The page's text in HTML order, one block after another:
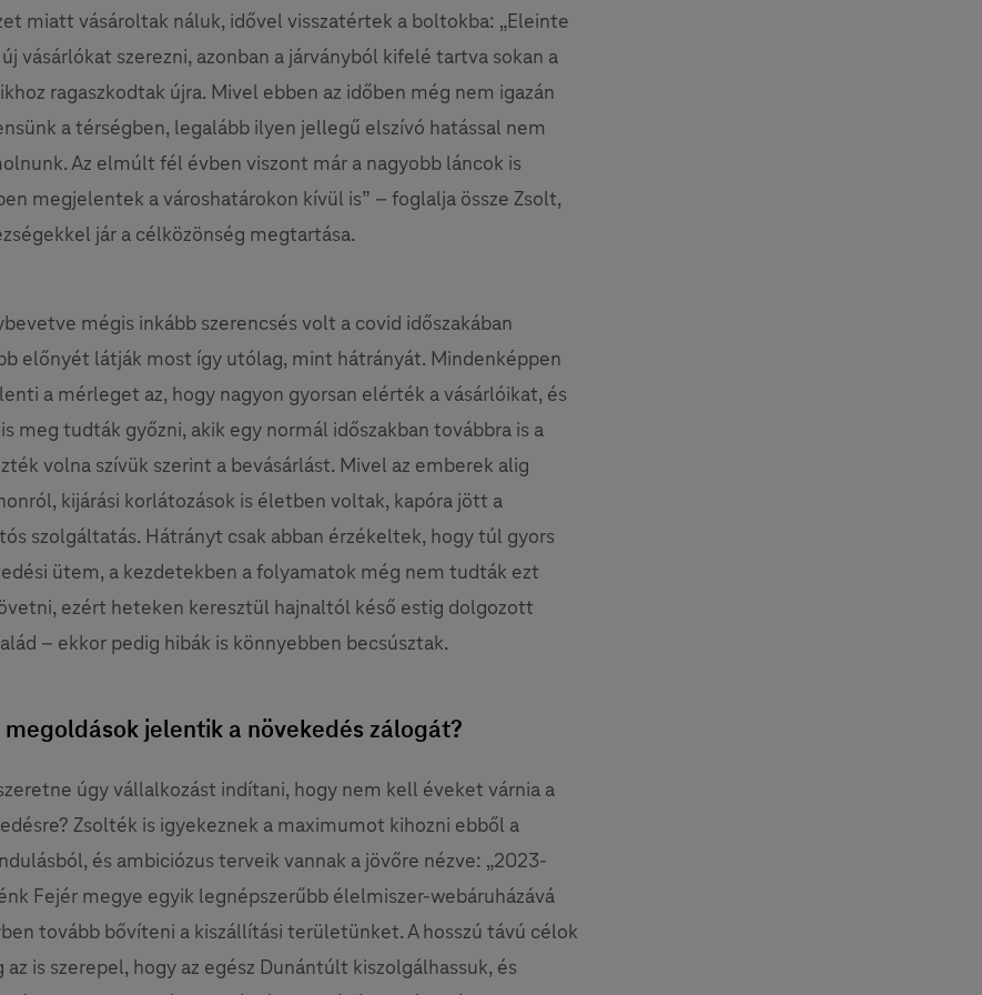
miatt vásároltak náluk, idővel visszatértek a boltokba: „Eleinte
vásárlókat szerezni, azonban a járványból kifelé tartva sokan a
ragaszkodtak újra. Mivel ebben az időben még nem igazán
a térségben, legalább ilyen jellegű elszívó hatással nem
Az elmúlt fél évben viszont már a nagyobb láncok is
megjelentek a városhatárokon kívül is” – foglalja össze Zsolt,
jár a célközönség megtartása.
mégis inkább szerencsés volt a covid időszakában
előnyét látják most így utólag, mint hátrányát. Mindenképpen
a mérleget az, hogy nagyon gyorsan elérték a vásárlóikat, és
meg tudták győzni, akik egy normál időszakban továbbra is a
volna szívük szerint a bevásárlást. Mivel az emberek alig
kijárási korlátozások is életben voltak, kapóra jött a
szolgáltatás. Hátrányt csak abban érzékeltek, hogy túl gyors
ütem, a kezdetekben a folyamatok még nem tudták ezt
ezért heteken keresztül hajnaltól késő estig dolgozott
– ekkor pedig hibák is könnyebben becsúsztak.
jelentik a növekedés zálogát?
úgy vállalkozást indítani, hogy nem kell éveket várnia a
Zsolték is igyekeznek a maximumot kihozni ebből a
és ambiciózus terveik vannak a jövőre nézve: „2023-
Fejér megye egyik legnépszerűbb élelmiszer-webáruházává
tovább bővíteni a kiszállítási területünket. A hosszú távú célok
is szerepel, hogy az egész Dunántúlt kiszolgálhassuk, és